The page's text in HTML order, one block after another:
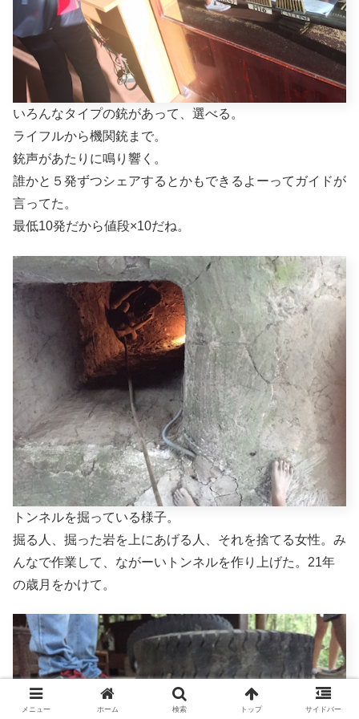
いろんなタイプの銃があって、選べる。
ライフルから機関銃まで。
銃声があたりに鳴り響く。
誰かと５発ずつシェアするとかもできるよーってガイドが
言ってた。
最低10発だから値段×10だね。
トンネルを掘っている様子。
掘る人、掘った岩を上にあげる人、それを捨てる女性。み
んなで作業して、ながーいトンネルを作り上げた。21年
の歳月をかけて。
メニュー ホーム 検索 トップ サイドバー